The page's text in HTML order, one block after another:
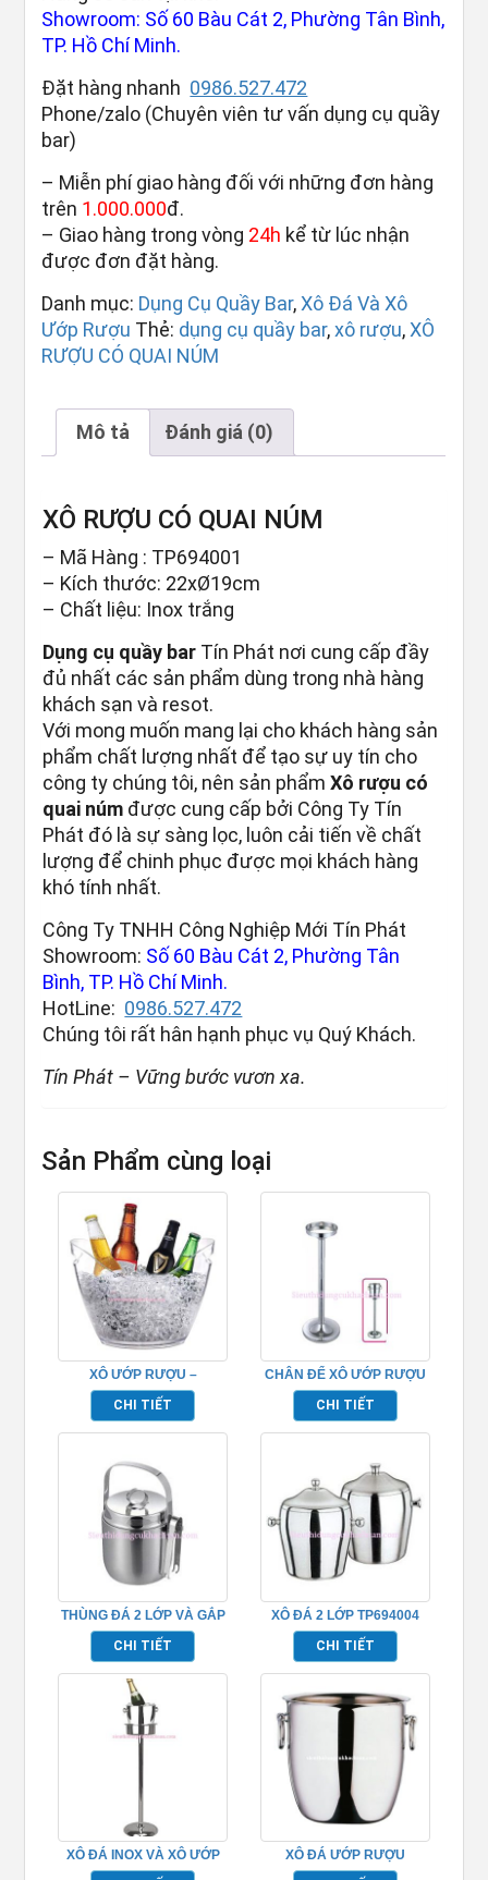
Showroom: Số 60 Bàu Cát 2, Phường Tân Bình,
TP. Hồ Chí Minh.
Đặt hàng nhanh 0986.527.472
Phone/zalo (Chuyên viên tư vấn dụng cụ quầy
bar)
– Miễn phí giao hàng đối với những đơn hàng
trên 1.000.000đ.
– Giao hàng trong vòng 24h kể từ lúc nhận
được đơn đặt hàng.
Danh mục: Dụng Cụ Quầy Bar,Xô Đá Và Xô
Ướp Rượu Thẻ: dụng cụ quầy bar,xô rượu,XÔ
RƯỢU CÓ QUAI NÚM
Mô tả Đánh giá (0)
XÔ RƯỢU CÓ QUAI NÚM
– Mã Hàng : TP694001
– Kích thước: 22xØ19cm
– Chất liệu: Inox trắng
Dụng cụ quầy bar Tín Phát nơi cung cấp đầy
đủ nhất các sản phẩm dùng trong nhà hàng
khách sạn và resot.
Với mong muốn mang lại cho khách hàng sản
phẩm chất lượng nhất để tạo sự uy tín cho
công ty chúng tôi, nên sản phẩmXô rượu có
quai núm được cung cấp bởi Công Ty Tín
Phát đó là sự sàng lọc, luôn cải tiến về chất
lượng để chinh phục được mọi khách hàng
khó tính nhất.
Công Ty TNHH Công Nghiệp Mới Tín Phát
Showroom: Số 60 Bàu Cát 2, Phường Tân
Bình, TP. Hồ Chí Minh.
HotLine: 0986.527.472
Chúng tôi rất hân hạnh phục vụ Quý Khách.
Tín Phát – Vững bước vươn xa.
Sản Phẩm cùng loại
XÔ ƯỚP RƯỢU –
TPHM040
CHI TIẾT
CHÂN ĐỂ XÔ ƯỚP RƯỢU
TP694002
CHI TIẾT
THÙNG ĐÁ 2 LỚP VÀ GẮP
TP694003
CHI TIẾT
XÔ ĐÁ 2 LỚP TP694004
CHI TIẾT
XÔ ĐÁ INOX VÀ XÔ ƯỚP
RƯỢU VANG – TPHM044
XÔ ĐÁ ƯỚP RƯỢU
TPHM043